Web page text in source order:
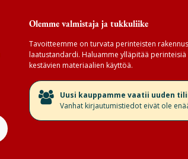
Olemme valmistaja ja tukkuliike
Tavoitteemme on turvata perinteisten
laatustandardi. Haluamme ylläpitää
kestävien materiaalien käyttöä.
​Uusi kauppamme vaatii uuden
Vanhat kirjautumistiedot eivät ole